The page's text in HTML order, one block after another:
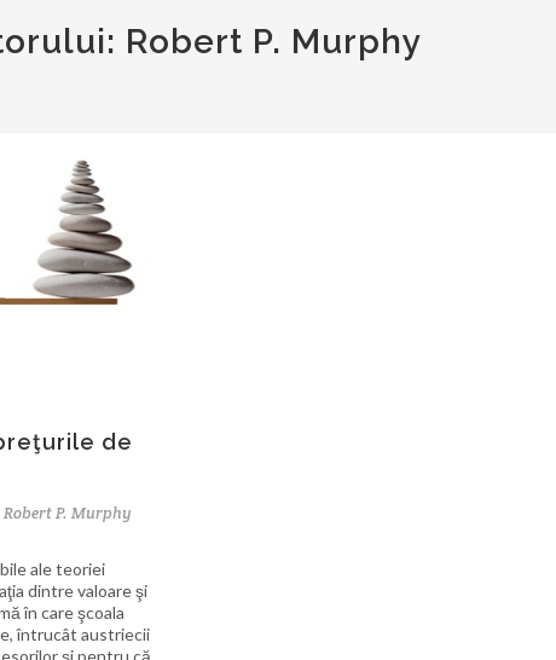
Robert P. Murphy
de
Robert P. Murphy
ale teoriei
dintre valoare şi
în care şcoala
întrucât austriecii
şi pentru că